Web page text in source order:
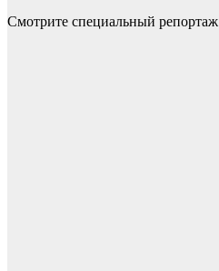
Смотрите специальный репортаж